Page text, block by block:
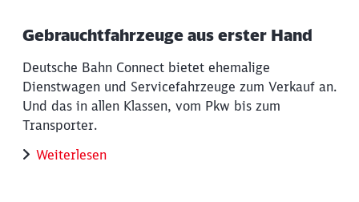
Gebrauchtfahrzeuge aus erster Hand
Deutsche Bahn Connect bietet ehemalige
Dienstwagen und Servicefahrzeuge zum Verkauf an.
Und das in allen Klassen, vom Pkw bis zum
Transporter.
Weiterlesen